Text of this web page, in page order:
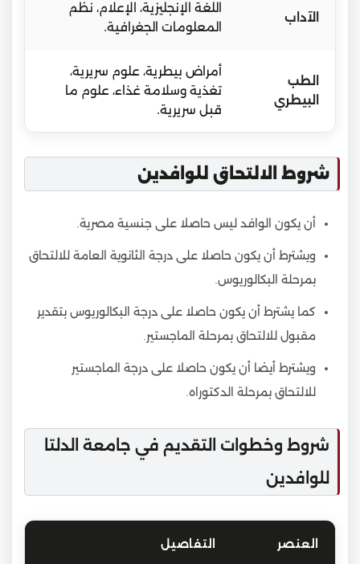
الآداب
اللغة الإنجليزية، الإعلام، نظم
المعلومات الجغرافية.
الطب
البيطري
أمراض بيطرية، علوم سريرية،
تغذية وسلامة غذاء، علوم ما
قبل سريرية.
شروط الالتحاق للوافدين
أن يكون الوافد ليس حاصلا على جنسية مصرية.
ويشترط أن يكون حاصلا على درجة الثانوية العامة للالتحاق
بمرحلة البكالوريوس.
كما يشترط أن يكون حاصلا على درجة البكالوريوس بتقدير
مقبول للالتحاق بمرحلة الماجستير.
ويشترط أيضا أن يكون حاصلا على درجة الماجستير
للالتحاق بمرحلة الدكتوراه.
شروط وخطوات التقديم في جامعة الدلتا
للوافدين
العنصر التفاصيل